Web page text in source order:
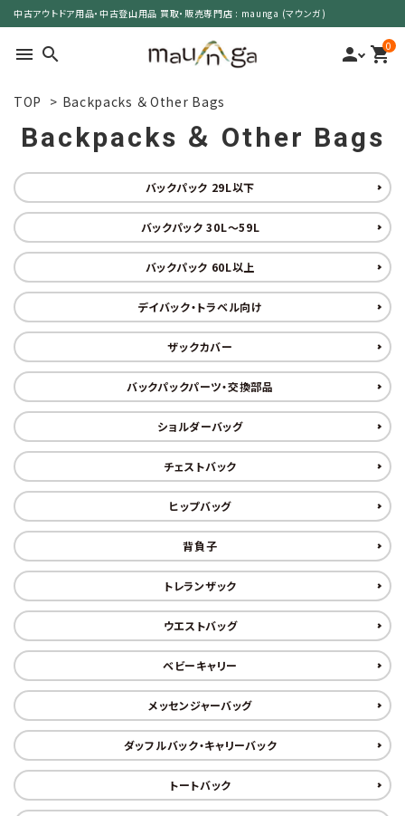
中古アウトドア用品・中古登山用品 買取・販売専門店 : maunga (マウンガ)
menu search person 0
shopping_cart
カテゴリーで選ぶ
サイズで選ぶ
価格で選ぶ
買取案内
レンタル・修理
店舗情報
POLICY
ACCOUNT MENU
ようこそ ゲスト 様
meeting_room person 新規会員登録
TOP > Backpacks ＆ Other Bags
Backpacks ＆ Other Bags
バックパック 29L以下
バックパック 30L～59L
バックパック 60L以上
デイバック・トラベル向け
ザックカバー
バックパックパーツ・交換部品
ショルダーバッグ
チェストバック
ヒップバッグ
背負子
トレランザック
ウエストバッグ
ベビーキャリー
メッセンジャーバッグ
ダッフルバック・キャリーバック
トートバック